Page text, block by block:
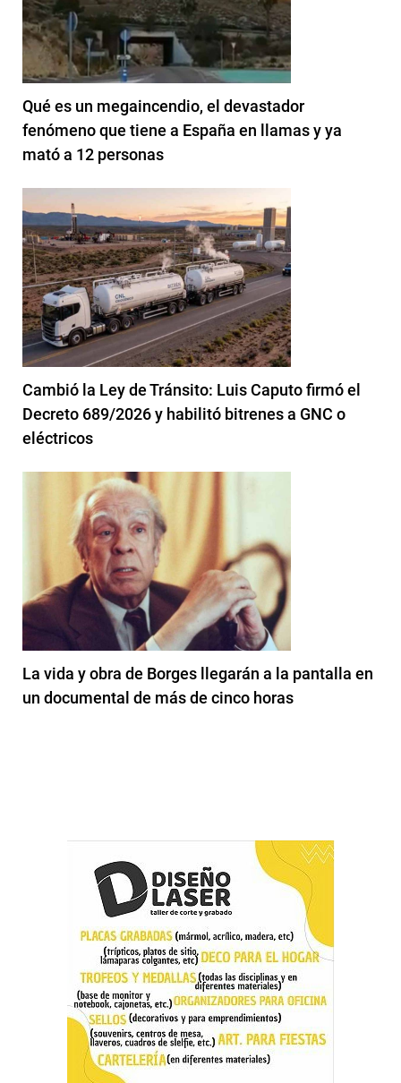
Qué es un megaincendio, el devastador
fenómeno que tiene a España en llamas y ya
mató a 12 personas
Cambió la Ley de Tránsito: Luis Caputo firmó el
Decreto 689/2026 y habilitó bitrenes a GNC o
eléctricos
La vida y obra de Borges llegarán a la pantalla en
un documental de más de cinco horas